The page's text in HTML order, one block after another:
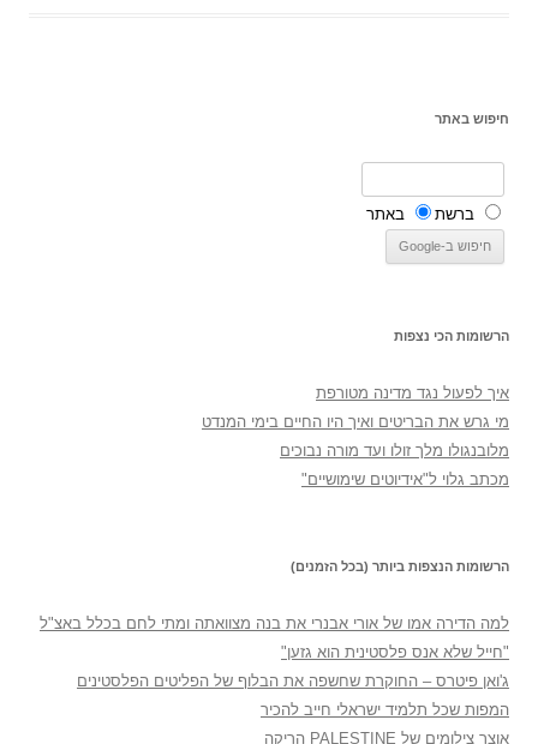
חיפוש באתר
ברשת באתר
הרשומות הכי נצפות
איך לפעול נגד מדינה מטורפת
מי גרש את הבריטים ואיך היו החיים בימי המנדט
מלובנגולו מלך זולו ועד מורה נבוכים
מכתב גלוי ל"אידיוטים שימושיים"
הרשומות הנצפות ביותר (בכל הזמנים)
למה הדירה אמו של אורי אבנרי את בנה מצוואתה ומתי לחם בכלל באצ"ל
"חייל שלא אנס פלסטינית הוא גזען"
ג'ואן פיטרס – החוקרת שחשפה את הבלוף של הפליטים הפלסטינים
המפות שכל תלמיד ישראלי חייב להכיר
אוצר צילומים של PALESTINE הריקה